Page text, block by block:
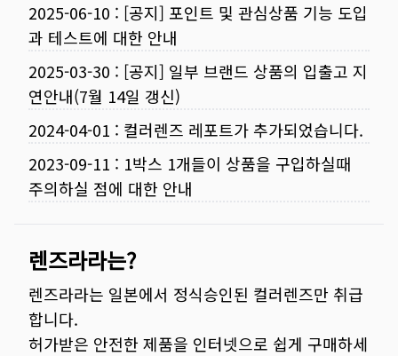
2025-06-10 : [공지] 포인트 및 관심상품 기능 도입
과 테스트에 대한 안내
2025-03-30 : [공지] 일부 브랜드 상품의 입출고 지
연안내(7월 14일 갱신)
2024-04-01 : 컬러렌즈 레포트가 추가되었습니다.
2023-09-11 : 1박스 1개들이 상품을 구입하실때
주의하실 점에 대한 안내
렌즈라라는?
렌즈라라는 일본에서 정식승인된 컬러렌즈만 취급
합니다.
허가받은 안전한 제품을 인터넷으로 쉽게 구매하세